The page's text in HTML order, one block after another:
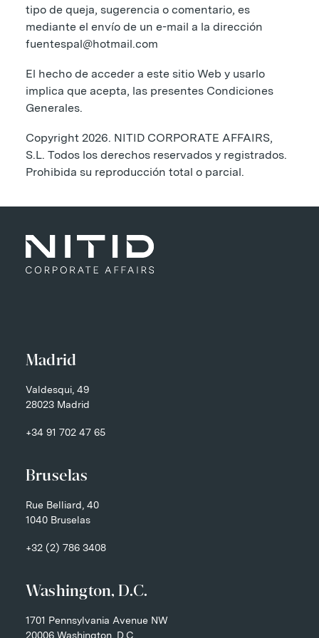
tipo de queja, sugerencia o comentario, es
mediante el envío de un e-mail a la dirección
fuentespal@hotmail.com
El hecho de acceder a este sitio Web y usarlo
implica que acepta, las presentes Condiciones
Generales.
Copyright 2026. NITID CORPORATE AFFAIRS,
S.L. Todos los derechos reservados y registrados.
Prohibida su reproducción total o parcial.
Madrid
Valdesqui, 49
28023 Madrid
+34 91 702 47 65
Bruselas
Rue Belliard, 40
1040 Bruselas
+32 (2) 786 3408
Washington, D.C.
1701 Pennsylvania Avenue NW
20006 Washington, D.C.